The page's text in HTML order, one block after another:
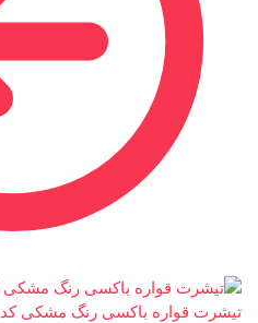
تیشرت قواره باکسی رنگ مشکی کد T277